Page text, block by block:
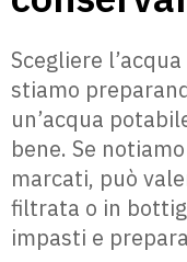
Scegliere
stiamo
un’acqua
bene. Se
marcati, può
filtrata o in
impasti e